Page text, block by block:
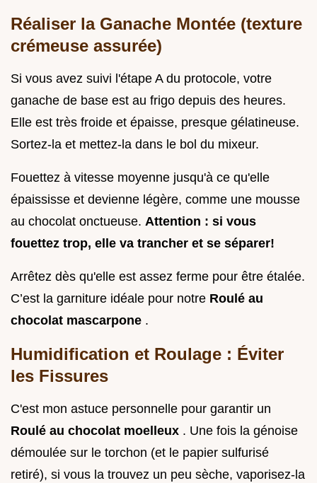
Réaliser la Ganache Montée (texture
crémeuse assurée)
Si vous avez suivi l'étape A du protocole, votre
ganache de base est au frigo depuis des heures.
Elle est très froide et épaisse, presque gélatineuse.
Sortez-la et mettez-la dans le bol du mixeur.
Fouettez à vitesse moyenne jusqu'à ce qu'elle
épaississe et devienne légère, comme une mousse
au chocolat onctueuse. Attention : si vous
fouettez trop, elle va trancher et se séparer!
Arrêtez dès qu'elle est assez ferme pour être étalée.
C’est la garniture idéale pour notre Roulé au
chocolat mascarpone .
Humidification et Roulage : Éviter
les Fissures
C'est mon astuce personnelle pour garantir un
Roulé au chocolat moelleux . Une fois la génoise
démoulée sur le torchon (et le papier sulfurisé
retiré), si vous la trouvez un peu sèche, vaporisez-la